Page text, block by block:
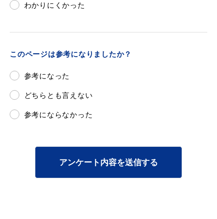
申請書
わかりにくかった
このページは参考になりましたか？
参考になった
どちらとも言えない
参考にならなかった
アンケート内容を送信する